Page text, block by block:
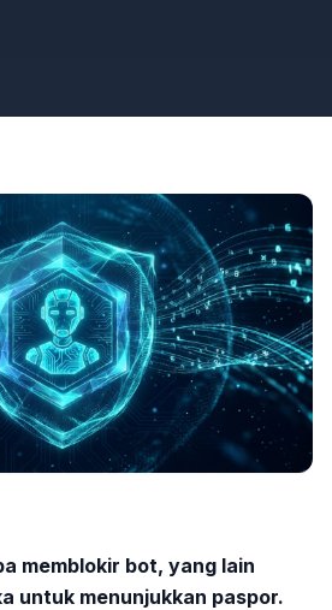
memblokir bot, yang lain
untuk menunjukkan paspor.